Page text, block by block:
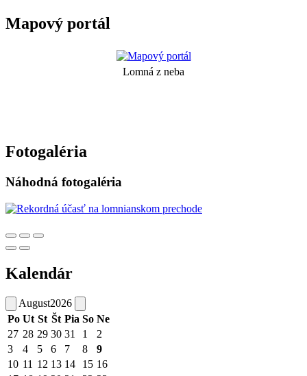
Mapový portál
Lomná z neba
Fotogaléria
Náhodná fotogaléria
Kalendár
August2026
Po Ut St Št Pia So Ne
27 28 29 30 31 1
2
3
4 5 6 7 8
9
10 11 12 13 14 15 16